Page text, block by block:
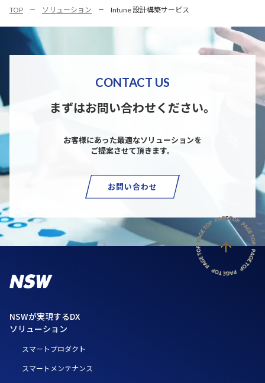
TOP ソリューション Intune 設計構築サービス
CONTACT US
まずはお問い合わせください。
お客様にあった最適なソリューションを
ご提案させて頂きます。
お問い合わせ
NSWが実現するDX
ソリューション
スマートプロダクト
スマートメンテナンス